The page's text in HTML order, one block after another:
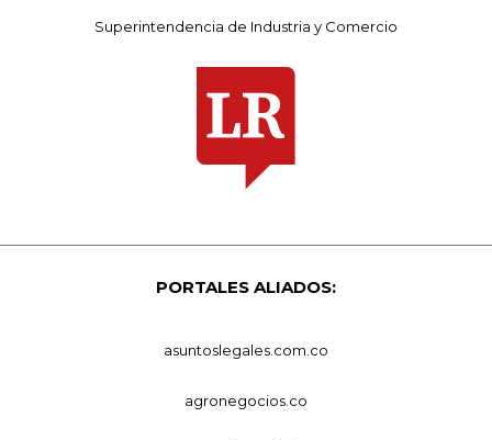
Superintendencia de Industria y Comercio
PORTALES ALIADOS:
asuntoslegales.com.co
agronegocios.co